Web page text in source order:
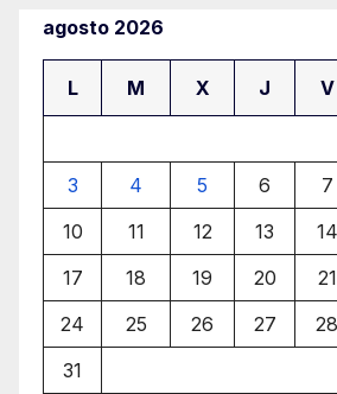
agosto 2026
L M X J V
3
4 5 6 7
10
11 12 13 14
17
18 19 20 21
24
25 26 27 28
31